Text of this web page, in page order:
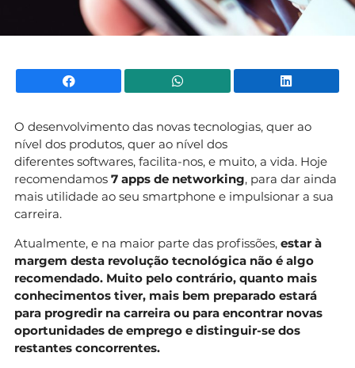
Facebook WhatsApp
O desenvolvimento das novas tecnologias, quer ao
nível dos produtos, quer ao nível dos
diferentes softwares, facilita-nos, e muito, a vida. Hoje
recomendamos 7 apps de networking, para dar ainda
mais utilidade ao seu smartphone e impulsionar a sua
carreira.
Atualmente, e na maior parte das profissões, estar à
margem desta revolução tecnológica não é algo
recomendado. Muito pelo contrário, quanto mais
conhecimentos tiver, mais bem preparado estará
para progredir na carreira ou para encontrar novas
oportunidades de emprego e distinguir-se dos
restantes concorrentes.